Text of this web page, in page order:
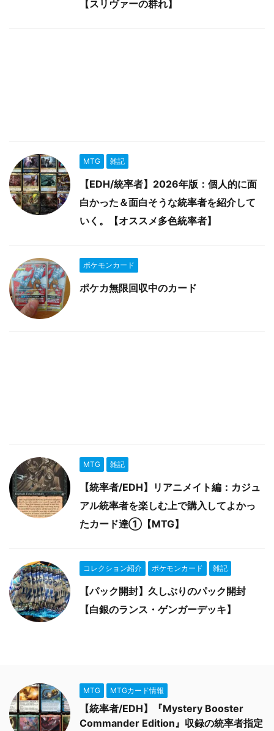
【スリヴァーの群れ】
MTG 雑記
【EDH/統率者】2026年版：個人的に面
白かった＆面白そうな統率者を紹介して
いく。【オススメ多色統率者】
ポケモンカード
ポケカ無限回収中のカード
MTG 雑記
【統率者/EDH】リアニメイト編：カジュ
アル統率者を楽しむ上で購入してよかっ
たカード達①【MTG】
コレクション紹介 ポケモンカード 雑記
【パック開封】久しぶりのパック開封
【白銀のランス・ゲンガーデッキ】
MTG MTGカード情報
【統率者/EDH】『Mystery Booster
Commander Edition』収録の統率者指定